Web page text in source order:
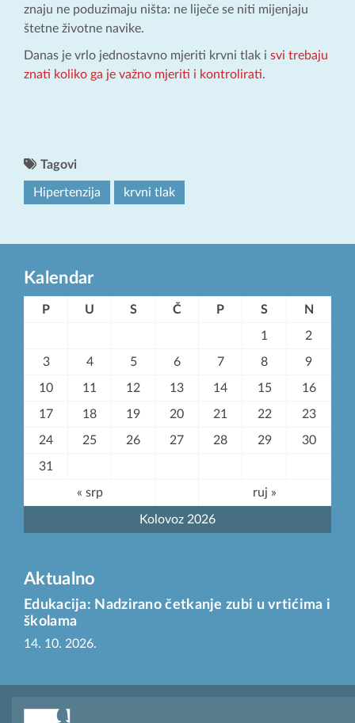
znaju ne poduzimaju ništa: ne liječe se niti mijenjaju
štetne životne navike.
Danas je vrlo jednostavno mjeriti krvni tlak i svi trebaju
znati koliko ga je važno mjeriti i kontrolirati.
Tagovi
Hipertenzija krvni tlak
Kalendar
Kolovoz 2026
P U S Č P S N
1 2
3 4 5 6 7 8 9
10 11 12 13 14 15 16
17 18 19 20 21 22 23
24 25 26 27 28 29 30
31
« srp ruj »
Aktualno
Edukacija: Nadzirano četkanje zubi u vrtićima i
školama
14. 10. 2026.